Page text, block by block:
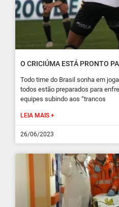
O CRICIÚMA ESTÁ PRONTO
Todo time do Brasil sonha em
todos estão preparados para
equipes subindo aos “trancos
LEIA MAIS +
26/06/2023